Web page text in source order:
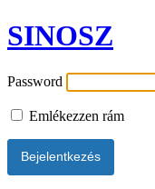
SINOSZ
Password
Emlékezzen rám